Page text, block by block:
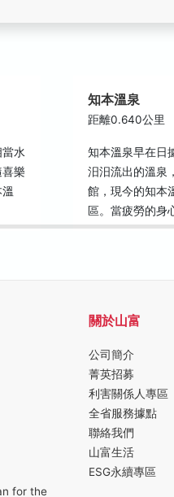
水
樂
知本溫泉
距離0.640公里
知本溫泉早在日
汨汨流出的溫泉
館，現今的知本
區。當疲勞的身
for the
關於山富
公司簡介
菁英招募
利害關係人專區
全省服務據點
聯絡我們
山富生活
ESG永續專區